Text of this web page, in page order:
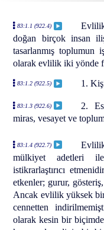
83:1.1 (922.4)
doğan birçok insan
tasarlanmış
olarak evlilik iki yönde
83:1.2 (922.5) 1.
83:1.3 (922.6)
2.
miras, vesayet ve
83:1.4 (922.7)
mülkiyet adetleri
istikrarlaştırıcı
etkenler; gurur,
Ancak evlilik yüksek
cennetten
olarak kesin bir